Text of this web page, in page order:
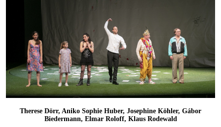
Therese Dörr, Aniko Sophie Huber, Josephine Köhler, Gábor
Biedermann, Elmar Roloff, Klaus Rodewald